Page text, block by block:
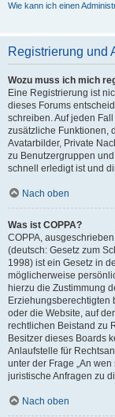
Wie kann ich einen
Registrierung und
Wozu muss ich mich
Eine Registrierung ist
dieses Forums
schreiben. Auf jeden
zusätzliche Funktionen,
Avatarbilder, Private
zu Benutzergruppen
schnell erledigt ist und
Nach oben
Was ist COPPA?
COPPA,
(deutsch: Gesetz zum
1998) ist ein Gesetz in
möglicherweise
hierzu die Zustimmung
Erziehungsberechtigten
oder die Website, auf
rechtlichen Beistand zu
Besitzer dieses Boards
Anlaufstelle für
unter der Frage „An
juristische Anfragen zu
Nach oben